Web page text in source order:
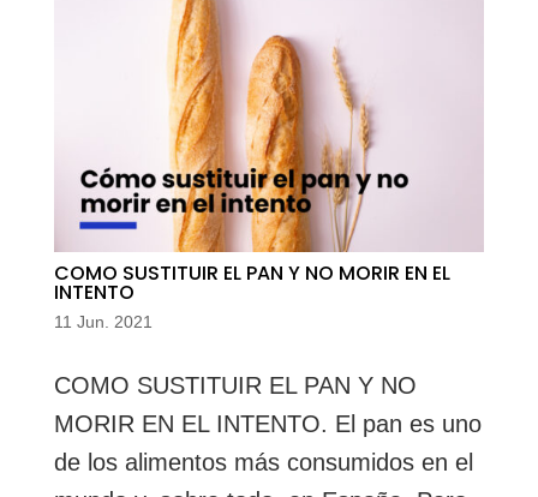
COMO SUSTITUIR EL PAN Y NO MORIR EN EL
INTENTO
11 Jun. 2021
COMO SUSTITUIR EL PAN Y NO
MORIR EN EL INTENTO. El pan es uno
de los alimentos más consumidos en el